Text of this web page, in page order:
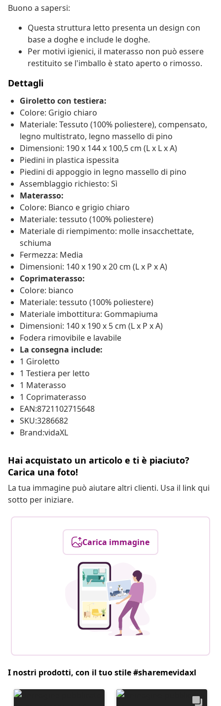
Buono a sapersi:
Questa struttura letto presenta un design con
base a doghe e include le doghe.
Per motivi igienici, il materasso non può essere
restituito se l'imballo è stato aperto o rimosso.
Dettagli
Giroletto con testiera:
Colore: Grigio chiaro
Materiale: Tessuto (100% poliestere), compensato,
legno multistrato, legno massello di pino
Dimensioni: 190 x 144 x 100,5 cm (L x L x A)
Piedini in plastica ispessita
Piedini di appoggio in legno massello di pino
Assemblaggio richiesto: Sì
Materasso:
Colore: Bianco e grigio chiaro
Materiale: tessuto (100% poliestere)
Materiale di riempimento: molle insacchettate,
schiuma
Fermezza: Media
Dimensioni: 140 x 190 x 20 cm (L x P x A)
Coprimaterasso:
Colore: bianco
Materiale: tessuto (100% poliestere)
Materiale imbottitura: Gommapiuma
Dimensioni: 140 x 190 x 5 cm (L x P x A)
Fodera rimovibile e lavabile
La consegna include:
1 Giroletto
1 Testiera per letto
1 Materasso
1 Coprimaterasso
EAN:8721102715648
SKU:3286682
Brand:vidaXL
Hai acquistato un articolo e ti è piaciuto?
Carica una foto!
La tua immagine può aiutare altri clienti. Usa il link qui
sotto per iniziare.
Carica immagine
I nostri prodotti, con il tuo stile #sharemevidaxl